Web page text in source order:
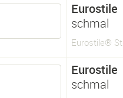
Eurostile
schmal
Eurostile®
Eurostile
schmal